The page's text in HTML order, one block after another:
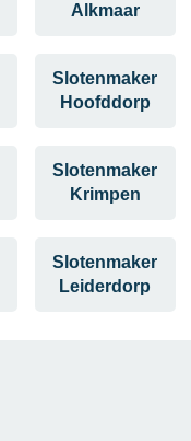
Alkmaar
Slotenmaker
Hoofddorp
Slotenmaker
Krimpen
Slotenmaker
Leiderdorp